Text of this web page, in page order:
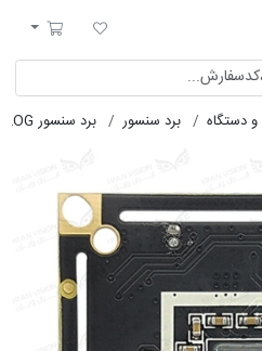
لیست مورد علاقه
سبد خرید
برد سنسور برد سنسور AHD-ANALOG